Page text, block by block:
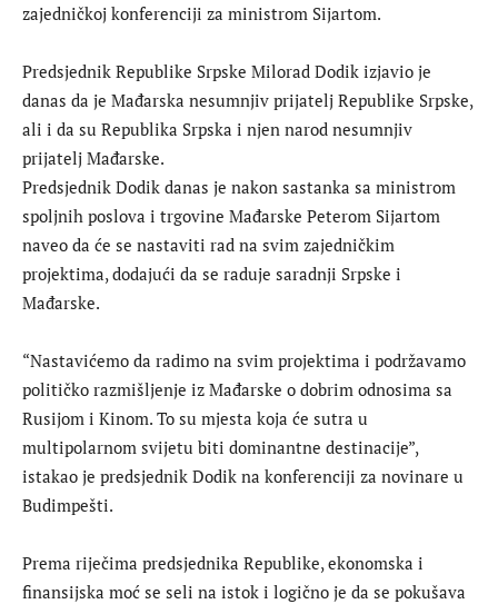
zajedničkoj konferenciji za ministrom Sijartom.
Predsjednik Republike Srpske Milorad Dodik izjavio je
danas da je Mađarska nesumnjiv prijatelj Republike Srpske,
ali i da su Republika Srpska i njen narod nesumnjiv
prijatelj Mađarske.
Predsjednik Dodik danas je nakon sastanka sa ministrom
spoljnih poslova i trgovine Mađarske Peterom Sijartom
naveo da će se nastaviti rad na svim zajedničkim
projektima, dodajući da se raduje saradnji Srpske i
Mađarske.
“Nastavićemo da radimo na svim projektima i podržavamo
političko razmišljenje iz Mađarske o dobrim odnosima sa
Rusijom i Kinom. To su mjesta koja će sutra u
multipolarnom svijetu biti dominantne destinacije”,
istakao je predsjednik Dodik na konferenciji za novinare u
Budimpešti.
Prema riječima predsjednika Republike, ekonomska i
finansijska moć se seli na istok i logično je da se pokušava